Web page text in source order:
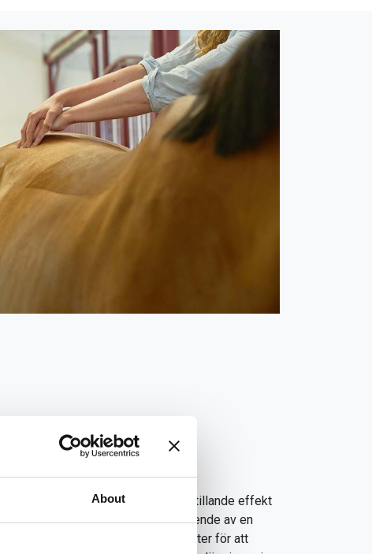
About
Detta görs i syfte att minska
Kyla har även en lätt smärtstillande effekt
vatten är att man ofta är beroende av en
behöver spola mellan 15-20 minuter för att